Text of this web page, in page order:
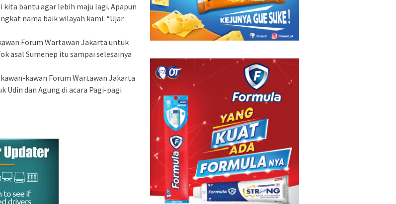
kita bantu agar lebih maju lagi. Apapun
nama baik wilayah kami. “Ujar
Forum Wartawan Jakarta untuk
asal Sumenep itu sampai selesainya
kawan Forum Wartawan Jakarta
Udin dan Agung di acara Pagi-pagi